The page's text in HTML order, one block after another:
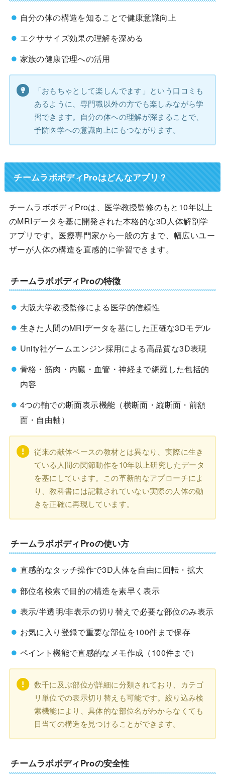
自分の体の構造を知ることで健康意識向上
エクササイズ効果の理解を深める
家族の健康管理への活用
「おもちゃとして楽しんでます」という口コミも
あるように、専門職以外の方でも楽しみながら学
習できます。自分の体への理解が深まることで、
予防医学への意識向上にもつながります。
チームラボボディProはどんなアプリ？
チームラボボディProは、医学教授監修のもと10年以上
のMRIデータを基に開発された本格的な3D人体解剖学
アプリです。医療専門家から一般の方まで、幅広いユー
ザーが人体の構造を直感的に学習できます。
チームラボボディProの特徴
大阪大学教授監修による医学的信頼性
生きた人間のMRIデータを基にした正確な3Dモデル
Unity社ゲームエンジン採用による高品質な3D表現
骨格・筋肉・内臓・血管・神経まで網羅した包括的
内容
4つの軸での断面表示機能（横断面・縦断面・前額
面・自由軸）
従来の献体ベースの教材とは異なり、実際に生き
ている人間の関節動作を10年以上研究したデータ
を基にしています。この革新的なアプローチによ
り、教科書には記載されていない実際の人体の動
きを正確に再現しています。
チームラボボディProの使い方
直感的なタッチ操作で3D人体を自由に回転・拡大
部位名検索で目的の構造を素早く表示
表示/半透明/非表示の切り替えで必要な部位のみ表示
お気に入り登録で重要な部位を100件まで保存
ペイント機能で直感的なメモ作成（100件まで）
数千に及ぶ部位が詳細に分類されており、カテゴ
リ単位での表示切り替えも可能です。絞り込み検
索機能により、具体的な部位名がわからなくても
目当ての構造を見つけることができます。
チームラボボディProの安全性